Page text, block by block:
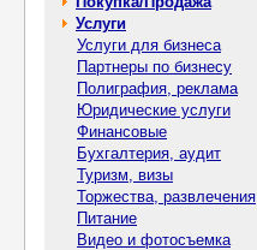
Услуги
Услуги для бизнеса
Партнеры по бизнесу
Полиграфия, реклама
Юридические услуги
Финансовые
Бухгалтерия, аудит
Туризм, визы
Торжества, развлечения
Питание
Видео и фотосъемка